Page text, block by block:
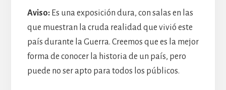
Aviso:Es una exposición dura, con salas en las
que muestran la cruda realidad que vivió este
país durante la Guerra. Creemos que es la mejor
forma de conocer la historia de un país, pero
puede no ser apto para todos los públicos.